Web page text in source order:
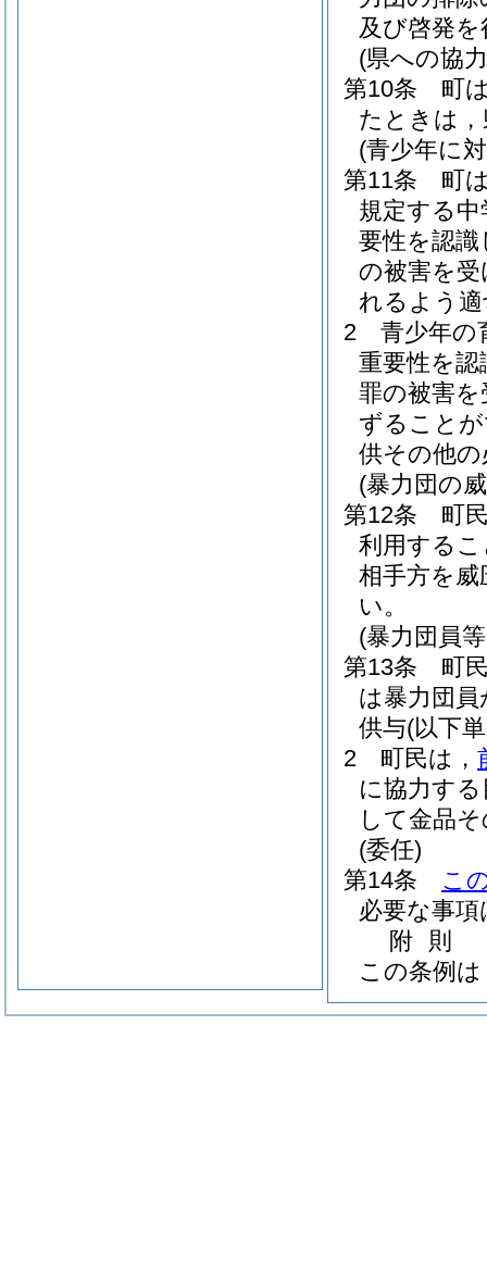
及び啓発
(県への協
第10条
町
たときは
(青少年に
第11条
町
規定する
要性を認
の被害を
れるよう
2
青少年の
重要性を
罪の被害
ずること
供その他
(暴力団の
第12条
町
利用する
相手方を
い。
(暴力団員
第13条
町
は暴力団
供与(以下
2
町民は，
に協力す
して金品
(委任)
第14条
こ
必要な事
附 則
この条例